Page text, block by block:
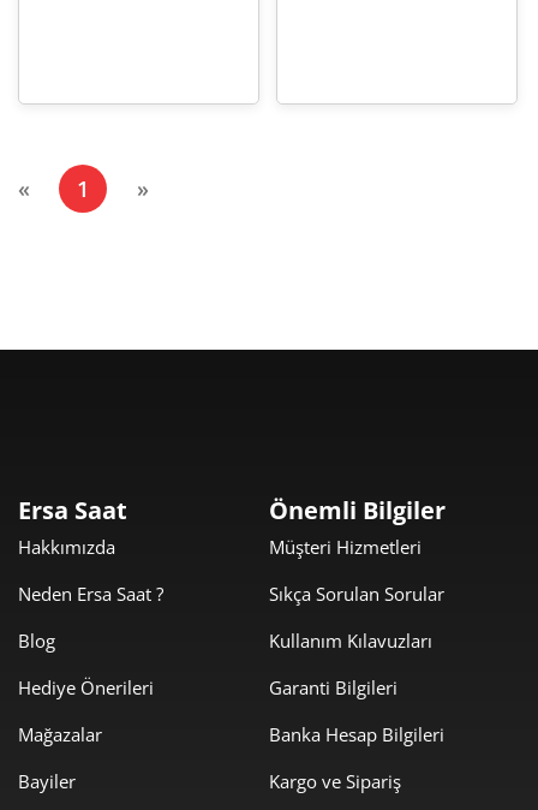
« 1 (current)
»
Ersa Saat
Hakkımızda
Neden Ersa Saat ?
Blog
Hediye Önerileri
Mağazalar
Bayiler
Önemli Bilgiler
Müşteri Hizmetleri
Sıkça Sorulan Sorular
Kullanım Kılavuzları
Garanti Bilgileri
Banka Hesap Bilgileri
Kargo ve Sipariş